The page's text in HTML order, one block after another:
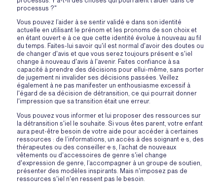
processus ?"
Vous pouvez l’aider à se sentir validé·e dans son identité
actuelle en utilisant le prénom et les pronoms de son choix et
en étant ouvert·e à ce que cette identité évolue à nouveau au fil
du temps. Faites-lui savoir qu'il est normal d'avoir des doutes ou
de changer d'avis et que vous serez toujours présent·e s'iel
change à nouveau d'avis à l'avenir. Faites confiance à sa
capacité à prendre des décisions pour ellui-même, sans porter
de jugement ni invalider ses décisions passées. Veillez
également à ne pas manifester un enthousiasme excessif à
l'égard de sa décision de détransition, ce qui pourrait donner
l'impression que sa transition était une erreur.
Vous pouvez vous informer et lui proposer des ressources sur
la détransition s'iel le souhaite. Si vous êtes parent, votre enfant
aura peut-être besoin de votre aide pour accéder à certaines
ressources : de l’informations, un accès à des soignant·e·s, des
thérapeutes ou des conseiller·e·s, l’achat de nouveaux
vêtements ou d'accessoires de genre s'iel change
d'expression de genre, l’accompagner à un groupe de soutien,
présenter des modèles inspirants. Mais n'imposez pas de
ressources s'iel n'en ressent pas le besoin.